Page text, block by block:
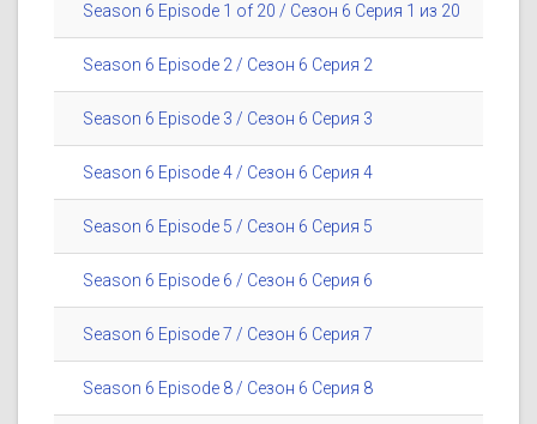
Season 6 Episode 1 of 20 / Сезон 6 Серия 1 из 20
Season 6 Episode 2 / Сезон 6 Серия 2
Season 6 Episode 3 / Сезон 6 Серия 3
Season 6 Episode 4 / Сезон 6 Серия 4
Season 6 Episode 5 / Сезон 6 Серия 5
Season 6 Episode 6 / Сезон 6 Серия 6
Season 6 Episode 7 / Сезон 6 Серия 7
Season 6 Episode 8 / Сезон 6 Серия 8